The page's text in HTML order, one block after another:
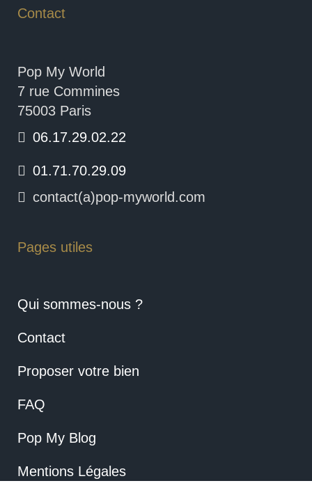
Contact
Pop My World
7 rue Commines
75003 Paris
06.17.29.02.22
01.71.70.29.09
contact(a)pop-myworld.com
Pages utiles
Qui sommes-nous ?
Contact
Proposer votre bien
FAQ
Pop My Blog
Mentions Légales